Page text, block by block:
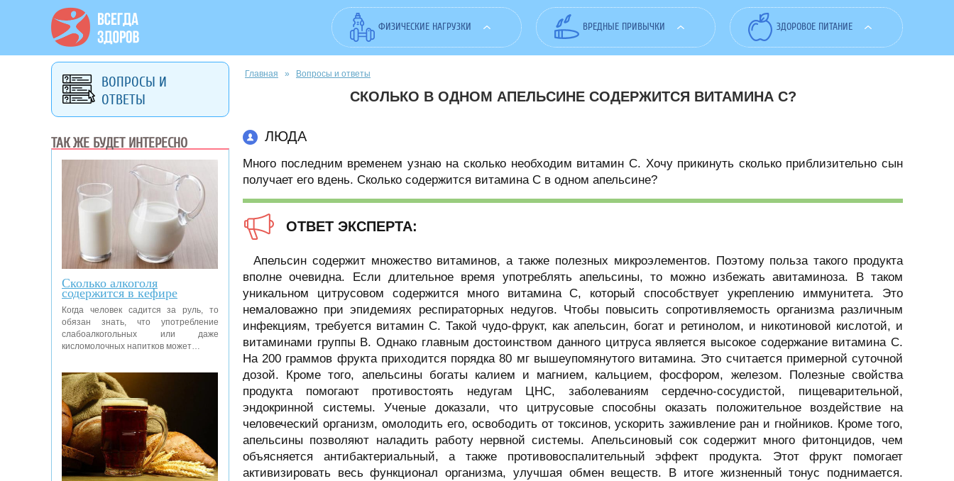
ФИЗИЧЕСКИЕ НАГРУЗКИ ВРЕДНЫЕ ПРИВЫЧКИ ЗДОРОВОЕ ПИТАНИЕ
Вы здесь
Главная » Вопросы и ответы
СКОЛЬКО В ОДНОМ АПЕЛЬСИНЕ СОДЕРЖИТСЯ ВИТАМИНА С?
ЛЮДА
Много последним временем узнаю на сколько необходим витамин С. Хочу прикинуть сколько приблизительно сын
получает его вдень. Сколько содержится витамина С в одном апельсине?
ОТВЕТ ЭКСПЕРТА:
Апельсин содержит множество витаминов, а также полезных микроэлементов. Поэтому польза такого продукта
вполне очевидна. Если длительное время употреблять апельсины, то можно избежать авитаминоза. В таком
уникальном цитрусовом содержится много витамина C, который способствует укреплению иммунитета. Это
немаловажно при эпидемиях респираторных недугов. Чтобы повысить сопротивляемость организма различным
инфекциям, требуется витамин C. Такой чудо-фрукт, как апельсин, богат и ретинолом, и никотиновой кислотой, и
витаминами группы B. Однако главным достоинством данного цитруса является высокое содержание витамина C.
На 200 граммов фрукта приходится порядка 80 мг вышеупомянутого витамина. Это считается примерной суточной
дозой. Кроме того, апельсины богаты калием и магнием, кальцием, фосфором, железом. Полезные свойства
продукта помогают противостоять недугам ЦНС, заболеваниям сердечно-сосудистой, пищеварительной,
эндокринной системы. Ученые доказали, что цитрусовые способны оказать положительное воздействие на
человеческий организм, омолодить его, освободить от токсинов, ускорить заживление ран и гнойников. Кроме того,
апельсины позволяют наладить работу нервной системы. Апельсиновый сок содержит много фитонцидов, чем
объясняется антибактериальный, а также противовоспалительный эффект продукта. Этот фрукт помогает
активизировать весь функционал организма, улучшая обмен веществ. В итоге жизненный тонус поднимается.
ВОПРОСЫ И
ОТВЕТЫ
ТАК ЖЕ БУДЕТ ИНТЕРЕСНО
Сколько алкоголя
содержится в кефире
Когда человек садится за руль, то
обязан знать, что употребление
слабоалкогольных или даже
кисломолочных напитков может…